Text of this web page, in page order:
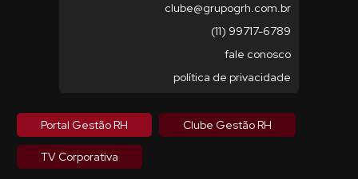
clube@grupogrh.com.br
(11) 99717-6789
fale conosco
política de privacidade
Portal Gestão RH Clube Gestão RH
TV Corporativa